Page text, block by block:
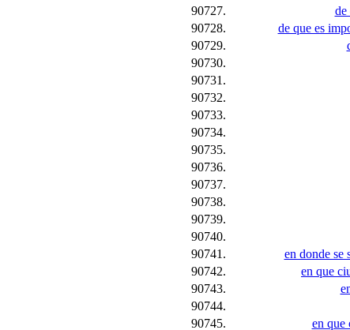
90727.
de
90728.
de que es
90729.
90730.
90731.
90732.
90733.
90734.
90735.
90736.
90737.
90738.
90739.
90740.
90741.
en donde se
90742.
en que
90743.
90744.
90745.
en que